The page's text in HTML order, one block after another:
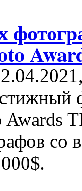
Awards
со